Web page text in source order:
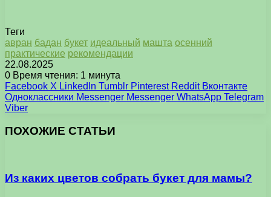
Теги
авран бадан букет идеальный машта осенний
практические рекомендации
22.08.2025
0 Время чтения: 1 минута
Facebook X LinkedIn Tumblr Pinterest Reddit Вконтакте
Одноклассники Messenger Messenger WhatsApp Telegram
Viber
ПОХОЖИЕ СТАТЬИ
Из каких цветов собрать букет для мамы?